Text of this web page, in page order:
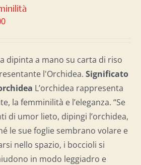
dipinta a mano su carta di riso
l'Orchidea.Significato
rchidea L’orchidea rappresenta
la femminilità e l’eleganza. “Se
di umor lieto, dipingi l’orchidea,
le sue foglie sembrano volare e
nello spazio, i boccioli si
in modo leggiadro e